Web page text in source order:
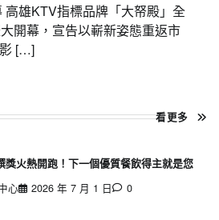
高雄KTV指標品牌「大帑殿」全
開幕，宣告以嶄新姿態重返市
[…]
看更多
獎火熱開跑！下一個優質餐飲得主就是您
心
2026 年 7 月 1 日 0